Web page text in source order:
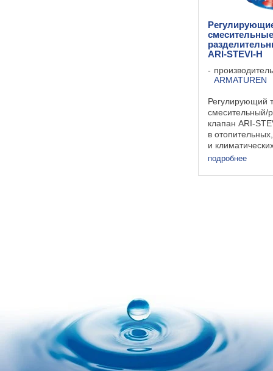
ARI-STEVI-H
ARMATUREN
Регулирующий
смесительный/
клапан ARI-
в
и
холодной,
подробнее